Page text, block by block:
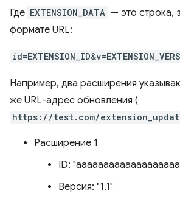
Где EXTENSION_DATA — это строка,
формате URL:
Например, два расширения
же URL-адрес обновления (
https://test.com/
Расширение 1
ID:
Версия: "1.1"